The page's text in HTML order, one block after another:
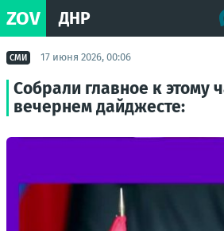
ZOV ДНР
СМИ 17 июня 2026, 00:06
Собрали главное к этому
вечернем дайджесте: